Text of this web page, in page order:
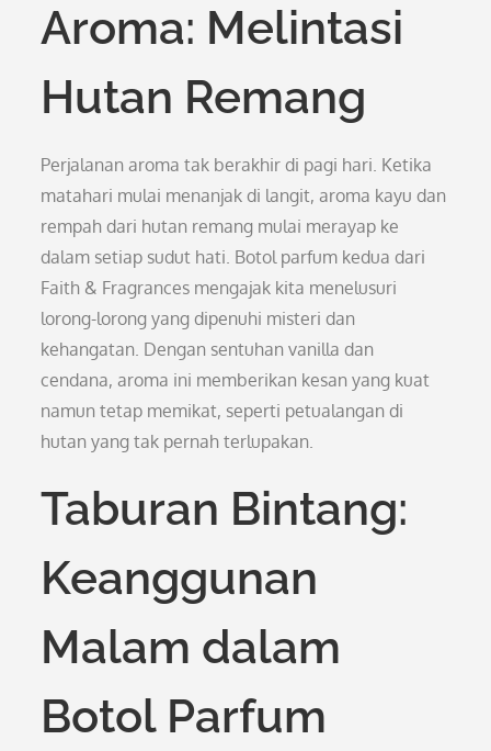
Aroma: Melintasi
Hutan Remang
Perjalanan aroma tak berakhir di pagi hari. Ketika
matahari mulai menanjak di langit, aroma kayu dan
rempah dari hutan remang mulai merayap ke
dalam setiap sudut hati. Botol parfum kedua dari
Faith & Fragrances mengajak kita menelusuri
lorong-lorong yang dipenuhi misteri dan
kehangatan. Dengan sentuhan vanilla dan
cendana, aroma ini memberikan kesan yang kuat
namun tetap memikat, seperti petualangan di
hutan yang tak pernah terlupakan.
Taburan Bintang:
Keanggunan
Malam dalam
Botol Parfum